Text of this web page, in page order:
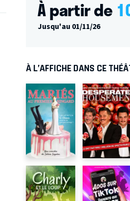
À partir de
Jusqu'au 01/11/26
À L’AFFICHE DANS CE